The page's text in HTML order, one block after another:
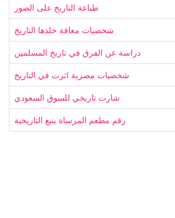
طباعة التاريخ على الصور
شخصيات معاقة خلدها التاريخ
دراسة عن الفرق في تاريخ المسلمين
شخصيات مصرية اثرت في التاريخ
شارت تاريخي للسوق السعودي
رقم مطعم المرساة ينبع التاريخية